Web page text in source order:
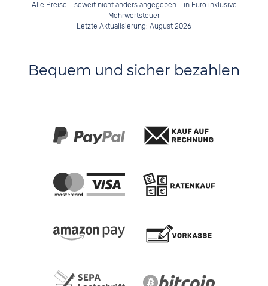
Alle Preise - soweit nicht anders angegeben - in Euro inklusive
Mehrwertsteuer
Letzte Aktualisierung: August 2026
Bequem und sicher bezahlen